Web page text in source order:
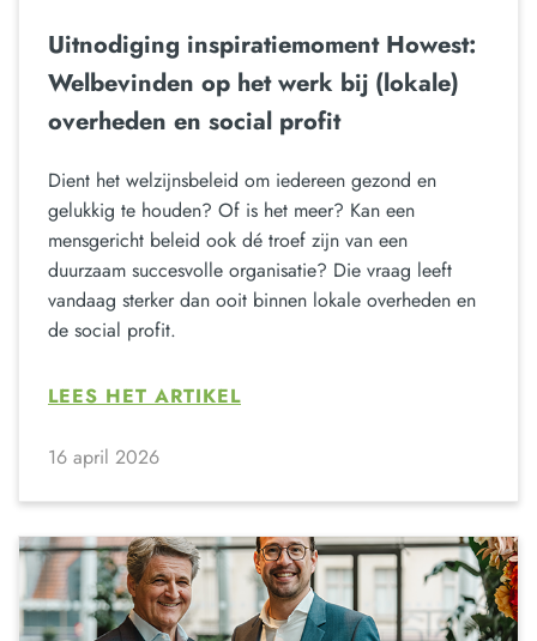
Uitnodiging inspiratiemoment Howest:
Welbevinden op het werk bij (lokale)
overheden en social profit
Dient het welzijnsbeleid om iedereen gezond en
gelukkig te houden? Of is het meer? Kan een
mensgericht beleid ook dé troef zijn van een
duurzaam succesvolle organisatie? Die vraag leeft
vandaag sterker dan ooit binnen lokale overheden en
de social profit.
LEES HET ARTIKEL
16 april 2026